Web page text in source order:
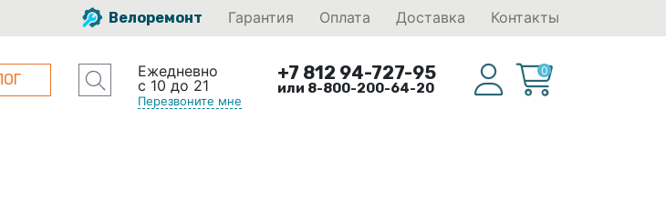
Велоремонт Гарантия Оплата Доставка Контакты
Ежедневно
с 10 до 21
Перезвоните мне
+7 812 94-727-95
или 8-800-200-64-20
0